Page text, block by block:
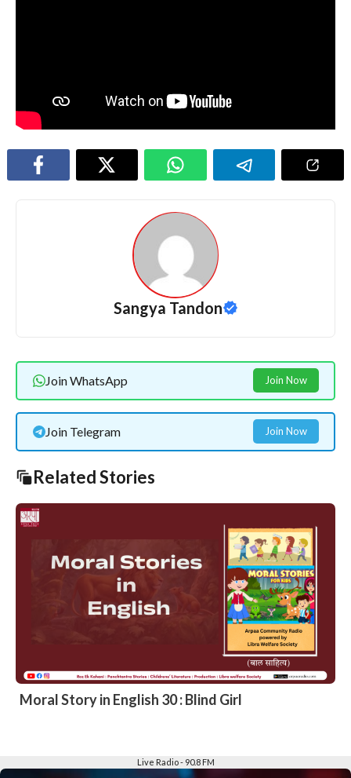
Sangya Tandon
Join WhatsApp Join Now
Join Telegram Join Now
Related Stories
Moral Story in English 30 : Blind Girl
Live Radio - 90.8 FM